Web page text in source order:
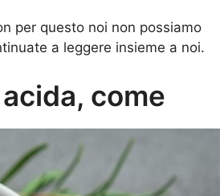
per questo noi non possiamo
a leggere insieme a noi.
come